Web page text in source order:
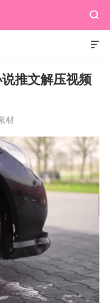


推文解压视频
材